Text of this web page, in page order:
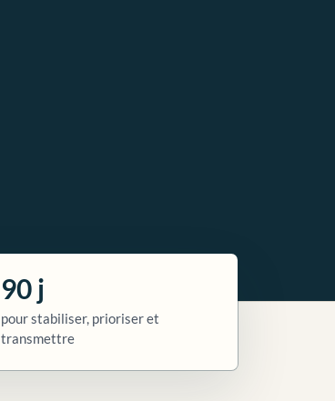
90 j
pour stabiliser, prioriser et
transmettre